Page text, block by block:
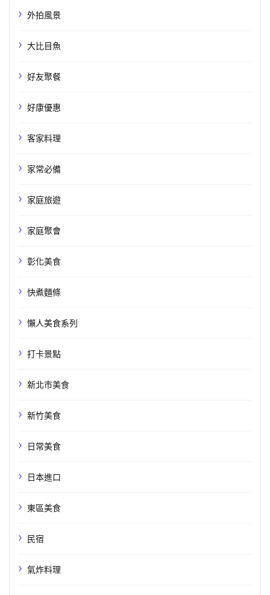
外拍風景
大比目魚
好友聚餐
好康優惠
客家料理
家常必備
家庭旅遊
家庭聚會
彰化美食
快煮麵條
懶人美食系列
打卡景點
新北市美食
新竹美食
日常美食
日本進口
東區美食
民宿
氣炸料理